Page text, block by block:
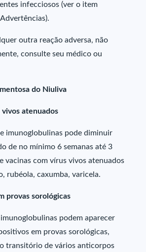
infecciosos (ver o item
outra reação adversa, não
consulte seu médico ou
do Niuliva
vivos atenuados
imunoglobulinas pode diminuir
de no mínimo 6 semanas até 3
vacinas com vírus vivos atenuados
rubéola, caxumba, varicela.
provas sorológicas
podem aparecer
em provas sorológicas,
transitório de vários anticorpos